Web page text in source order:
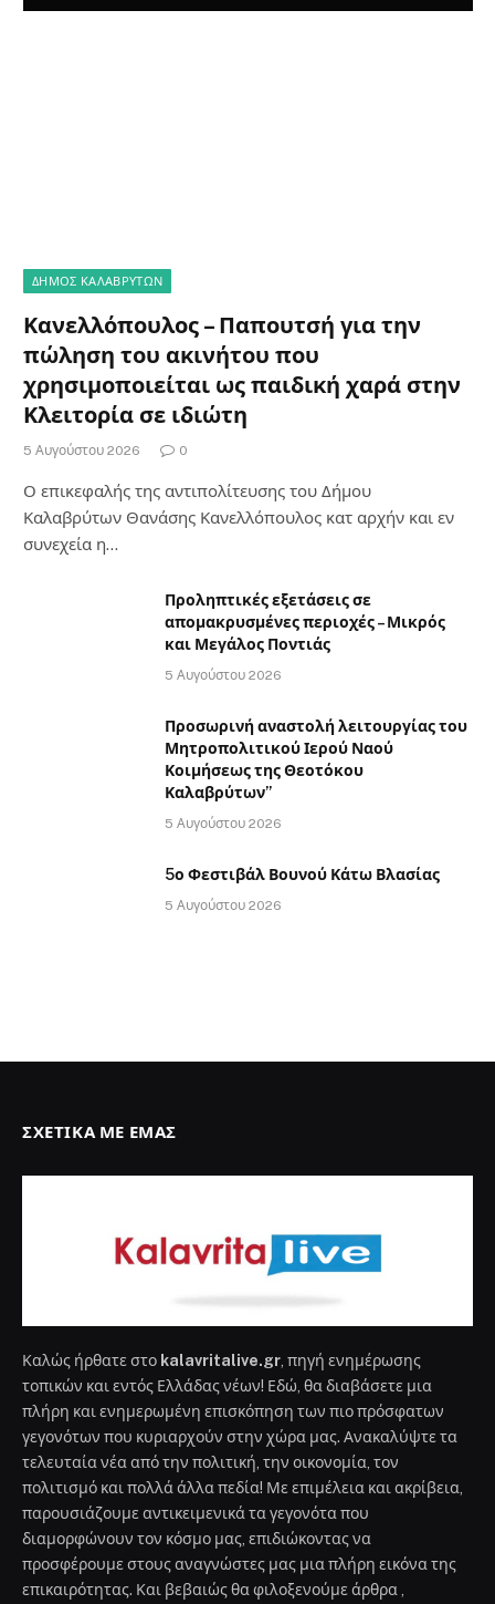
ΔΗΜΟΣ ΚΑΛΑΒΡΥΤΩΝ
Κανελλόπουλος – Παπουτσή για την
πώληση του ακινήτου που
χρησιμοποιείται ως παιδική χαρά στην
Κλειτορία σε ιδιώτη
5 Αυγούστου 2026 0
Ο επικεφαλής της αντιπολίτευσης του Δήμου
Καλαβρύτων Θανάσης Κανελλόπουλος κατ αρχήν και εν
συνεχεία η…
Προληπτικές εξετάσεις σε
απομακρυσμένες περιοχές – Μικρός
και Μεγάλος Ποντιάς
5 Αυγούστου 2026
Προσωρινή αναστολή λειτουργίας του
Μητροπολιτικού Ιερού Ναού
Κοιμήσεως της Θεοτόκου
Καλαβρύτων”
5 Αυγούστου 2026
5ο Φεστιβάλ Βουνού Κάτω Βλασίας
5 Αυγούστου 2026
ΣΧΕΤΙΚΆ ΜΕ ΕΜΆΣ
Καλώς ήρθατε στο kalavritalive.gr , πηγή ενημέρωσης
τοπικών και εντός Ελλάδας νέων! Εδώ, θα διαβάσετε μια
πλήρη και ενημερωμένη επισκόπηση των πιο πρόσφατων
γεγονότων που κυριαρχούν στην χώρα μας. Ανακαλύψτε τα
τελευταία νέα από την πολιτική, την οικονομία, τον
πολιτισμό και πολλά άλλα πεδία! Με επιμέλεια και ακρίβεια,
παρουσιάζουμε αντικειμενικά τα γεγονότα που
διαμορφώνουν τον κόσμο μας, επιδιώκοντας να
προσφέρουμε στους αναγνώστες μας μια πλήρη εικόνα της
επικαιρότητας. Και βεβαιώς θα φιλοξενούμε άρθρα ,